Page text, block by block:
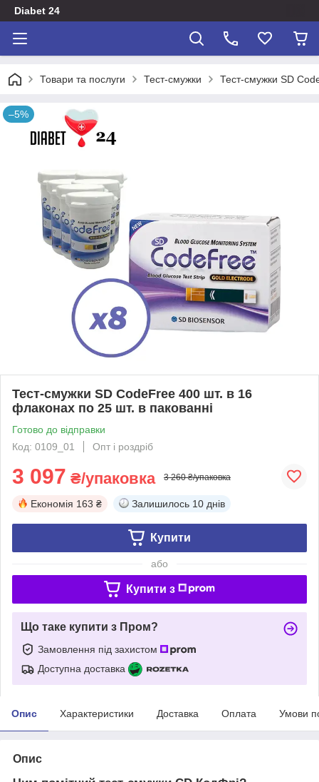
Diabet 24
Товари та послуги Тест-смужки Тест-смужки SD
–5%
Тест-смужки SD CodeFree 400 шт. в 16
флаконах по 25 шт. в пакованні
Готово до відправки
Код: 0109_01
Опт і роздріб
3 097 ₴/упаковка 3 260 ₴/упаковка
Економія 163 ₴ Залишилось 10 днів
Купити
або
Купити з
Що таке купити з Пром?
Замовлення під захистом
Доступна доставка
Опис Характеристики Доставка Оплата Умови
Опис